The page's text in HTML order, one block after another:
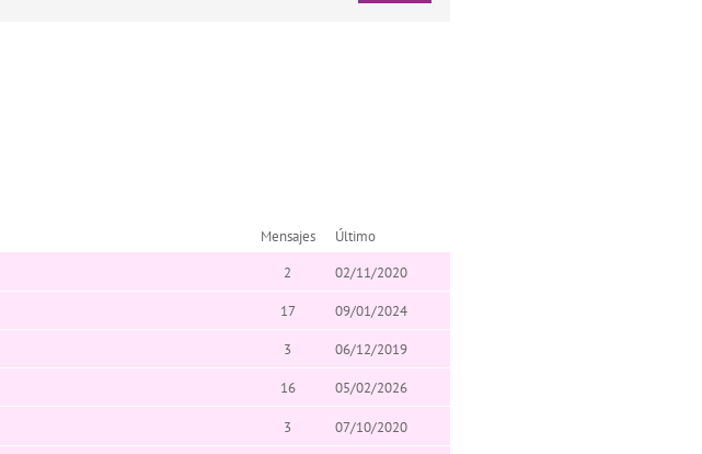
Mensajes
Último
2 02/11/2020
17 09/01/2024
3 06/12/2019
16 05/02/2026
3 07/10/2020